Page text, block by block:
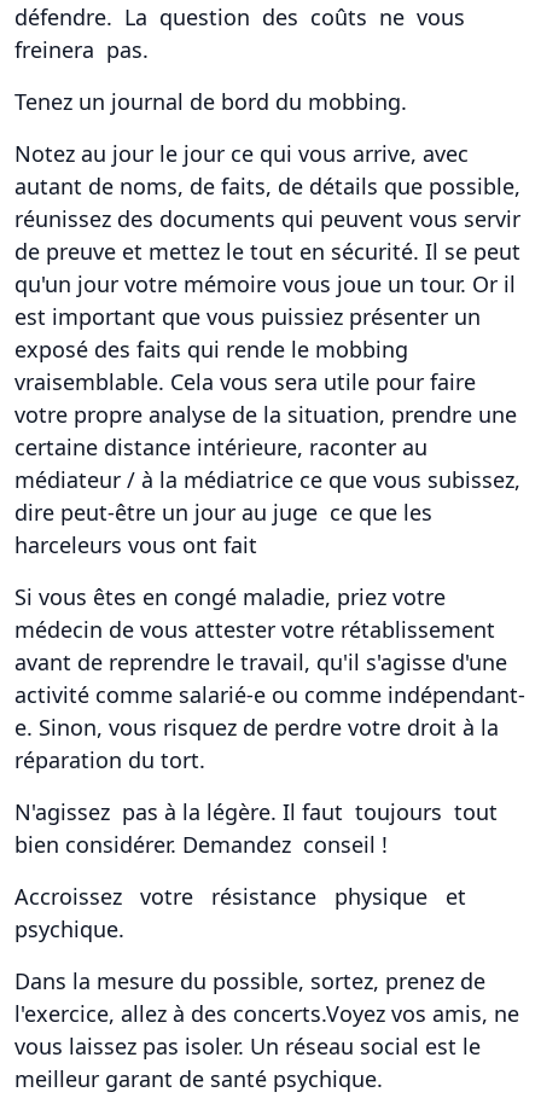
défendre. La question des coûts ne vous
freinera pas.
Tenez un journal de bord du mobbing.
Notez au jour le jour ce qui vous arrive, avec
autant de noms, de faits, de détails que possible,
réunissez des documents qui peuvent vous servir
de preuve et mettez le tout en sécurité. Il se peut
qu'un jour votre mémoire vous joue un tour. Or il
est important que vous puissiez présenter un
exposé des faits qui rende le mobbing
vraisemblable. Cela vous sera utile pour faire
votre propre analyse de la situation, prendre une
certaine distance intérieure, raconter au
médiateur / à la médiatrice ce que vous subissez,
dire peut-être un jour au juge ce que les
harceleurs vous ont fait
Si vous êtes en congé maladie, priez votre
médecin de vous attester votre rétablissement
avant de reprendre le travail, qu'il s'agisse d'une
activité comme salarié-e ou comme indépendant-
e. Sinon, vous risquez de perdre votre droit à la
réparation du tort.
N'agissez pas à la légère. Il faut toujours tout
bien considérer. Demandez conseil !
Accroissez votre résistance physique et
psychique.
Dans la mesure du possible, sortez, prenez de
l'exercice, allez à des concerts.Voyez vos amis, ne
vous laissez pas isoler. Un réseau social est le
meilleur garant de santé psychique.